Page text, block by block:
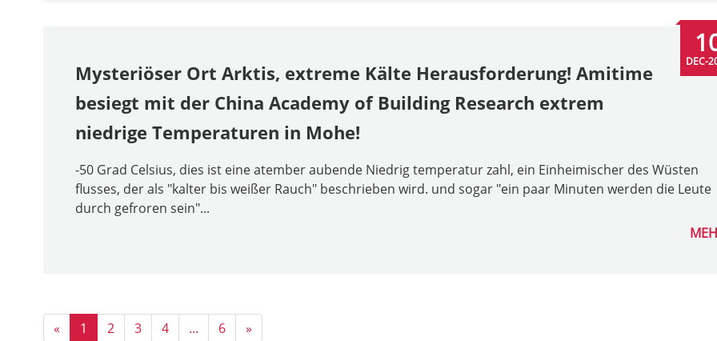
Mysteriöser Ort Arktis, extreme Kälte Herausforderung! Amitime
besiegt mit der China Academy of Building Research extrem
niedrige Temperaturen in Mohe!
-50 Grad Celsius, dies ist eine atember aubende Niedrig temperatur zahl, ein Einheimischer des Wüsten
flusses, der als "kalter bis weißer Rauch" beschrieben wird. und sogar "ein paar Minuten werden die Leute
durch gefroren sein"...
DEC-
« 1 2 3 4 ... 6 »